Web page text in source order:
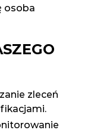
osoba
zleceń